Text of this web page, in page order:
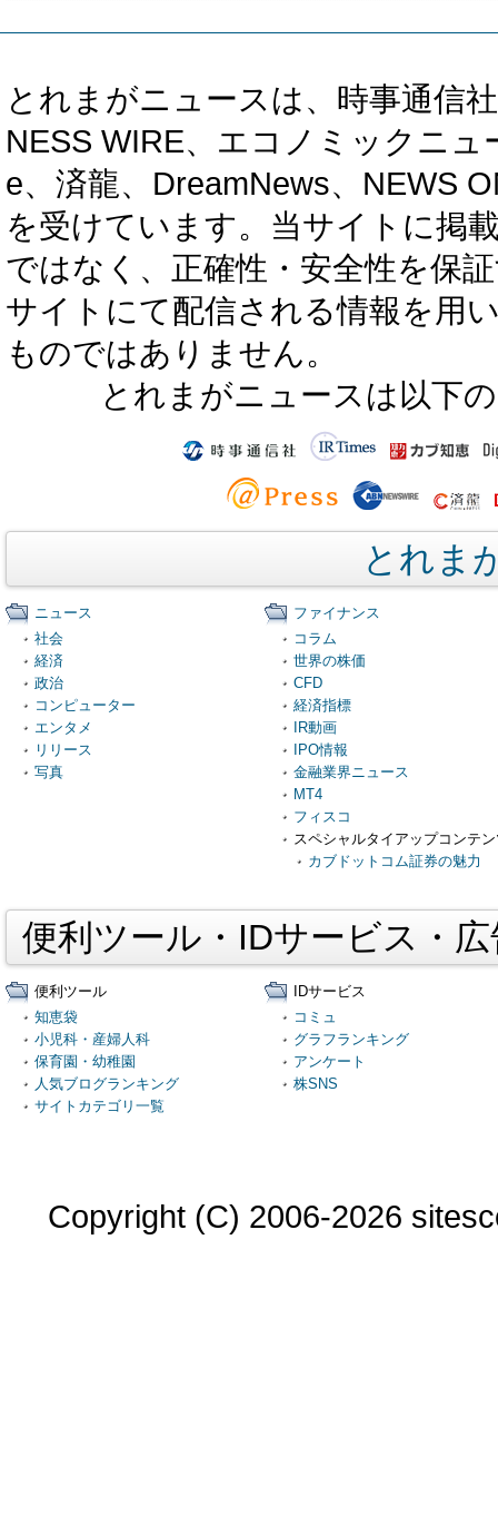
とれまがニュースは、時事通信
NESS WIRE、エコノミックニ
e、済龍、DreamNews、NEWS
を受けています。当サイトに掲
ではなく、正確性・安全性を保
サイトにて配信される情報を用
ものではありません。
とれまがニュースは以下
とれま
ニュース
社会
経済
政治
コンピューター
エンタメ
リリース
写真
ファイナンス
コラム
世界の株価
CFD
経済指標
IR動画
IPO情報
金融業界ニュース
MT4
フィスコ
スペシャルタイアップコンテ
カブドットコム証券の魅力
便利ツール・IDサービス・
便利ツール
知恵袋
小児科・産婦人科
保育園・幼稚園
人気ブログランキング
サイトカテゴリ一覧
IDサービス
コミュ
グラフランキング
アンケート
株SNS
Copyright (C) 2006-2026